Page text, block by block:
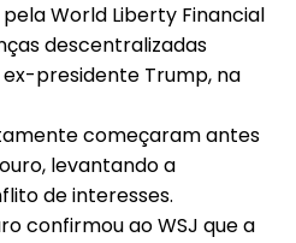
World Liberty Financial
descentralizadas
presidente Trump, na
começaram antes
levantando a
de interesses.
confirmou ao WSJ que a